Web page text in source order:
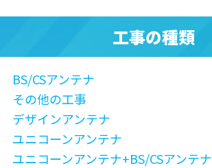
工事の種類
BS/CSアンテナ
その他の工事
デザインアンテナ
ユニコーンアンテナ
ユニコーンアンテナ+BS/CSアンテナ